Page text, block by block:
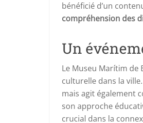
bénéficié d’un
compréhension des
Un
Le Museu Marítim de
culturelle dans la
mais agit également
son approche
crucial dans la